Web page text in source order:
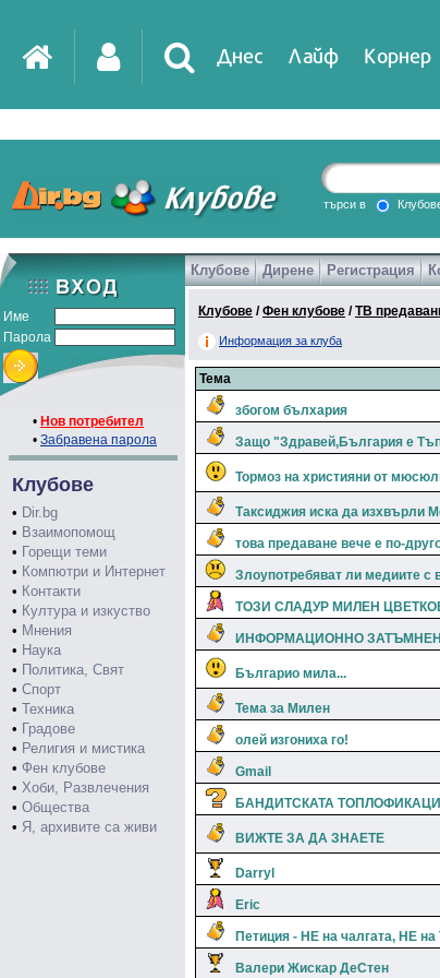
Днес Лайф Корнер
търси в
Име
Парола
• Нов потребител
• Забравена парола
Клубове
• Dir.bg
• Взаимопомощ
• Горещи теми
• Компютри и Интернет
• Контакти
• Култура и изкуство
• Мнения
• Наука
• Политика, Свят
• Спорт
• Техника
• Градове
• Религия и мистика
• Фен клубове
• Хоби, Развлечения
• Общества
• Я, архивите са живи
Клубове Дирене Регистрация
Клубове /Фен клубове /ТВ
Информация за клуба
Тема
збогом бълхария
Защо "Здравей,България е
Тормоз на християни от
Таксиджия иска да изхвърли
това предаване вече е по-
Злоупотребяват ли медиите с
ТОЗИ СЛАДУР МИЛЕН
ИНФОРМАЦИОННО
Българио мила...
Тема за Милен
олей изгониха го!
Gmail
БАНДИТСКАТА
ВИЖТЕ ЗА ДА ЗНАЕТЕ
Darryl
Eric
Петиция - НЕ на чалгата, НЕ
Валери Жискар ДеСтен